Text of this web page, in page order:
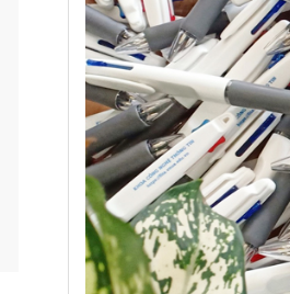
Liên hệ
Pin sạc dự phòng hoco
j82 10.000mah - khách
hàng nam thắng
Liên hệ
Ô gấp 3 bán tự động -
kh viags
Liên hệ